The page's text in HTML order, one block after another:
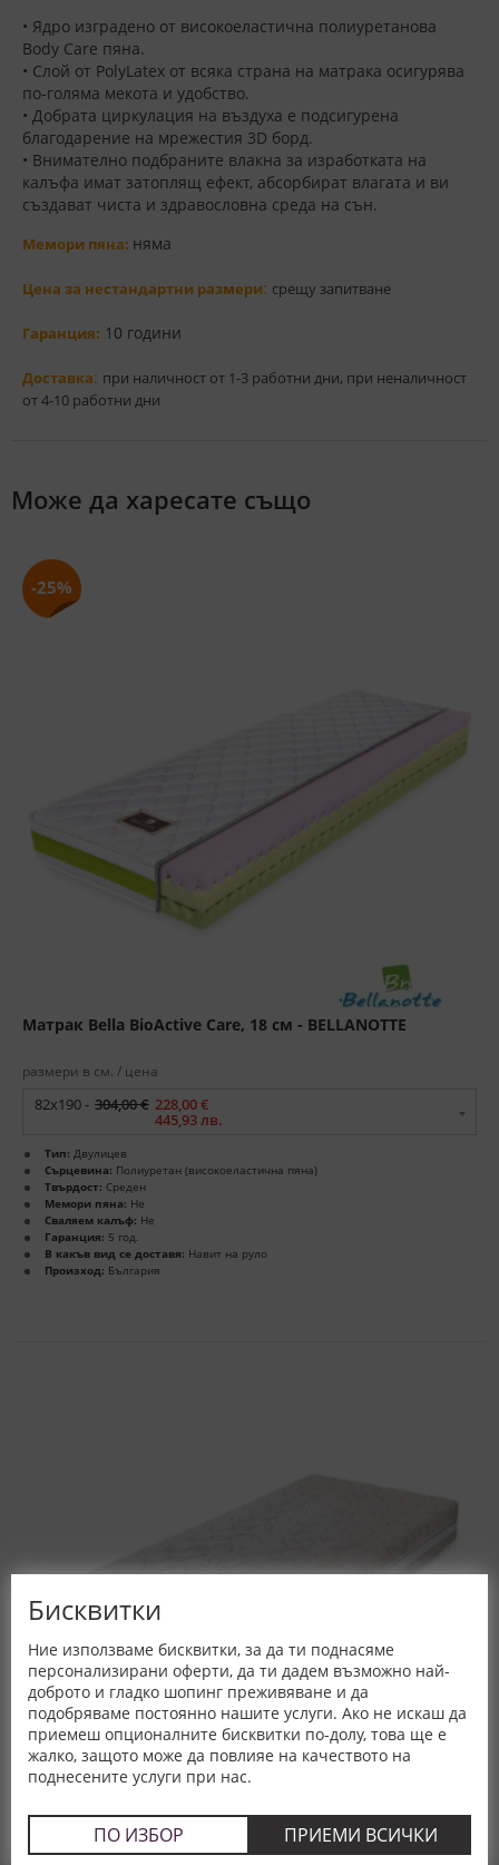
Бисквитки
Ние използваме бисквитки, за да ти поднасяме
персонализирани оферти, да ти дадем възможно най-
доброто и гладко шопинг преживяване и да
подобряваме постоянно нашите услуги. Ако не искаш да
приемеш опционалните бисквитки по-долу, това ще е
жалко, защото може да повлияе на качеството на
поднесените услуги при нас.
ПО ИЗБОР ПРИЕМИ ВСИЧКИ
• Ядро изградено от високоеластична полиуретанова
Body Care пяна.
• Слой от PolyLatex от всяка страна на матрака осигурява
по-голяма мекота и удобство.
• Добрата циркулация на въздуха е подсигурена
благодарение на мрежестия 3D борд.
• Внимателно подбраните влакна за изработката на
калъфа имат затоплящ ефект, абсорбират влагата и ви
създават чиста и здравословна среда на сън.
Мемори пяна: няма
Цена за нестандартни размери: срещу запитване
Гаранция: 10 години
Доставка: при наличност от 1-3 работни дни, при неналичност
от 4-10 работни дни
Може да харесате също
-25%
Матрак Bella BioActive Care, 18 см - BELLANOTTE
размери в см. / цена
82x190 - 304,00 € 228,00 €
445,93 лв.
Тип: Двулицев
Сърцевина: Полиуретан (високоеластична пяна)
Твърдост: Среден
Мемори пяна: Не
Сваляем калъф: Не
Гаранция: 5 год.
В какъв вид се доставя: Навит на руло
Произход: България
Матрак Perla, 22 см - BELLANOTTE